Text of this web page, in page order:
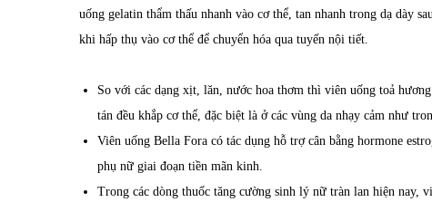
uống gelatin thẩm thấu nhanh vào cơ thể, tan nhanh trong dạ dày
khi hấp thụ vào cơ thể để chuyển hóa qua tuyến nội tiết.
So với các dạng xịt, lăn, nước hoa thơm thì viên uống toả
tán đều khắp cơ thể, đặc biệt là ở các vùng da nhạy cảm như
Viên uống Bella Fora có tác dụng hỗ trợ cân bằng hormone
phụ nữ giai đoạn tiền mãn kinh.
Trong các dòng thuốc tăng cường sinh lý nữ tràn lan hiện nay,